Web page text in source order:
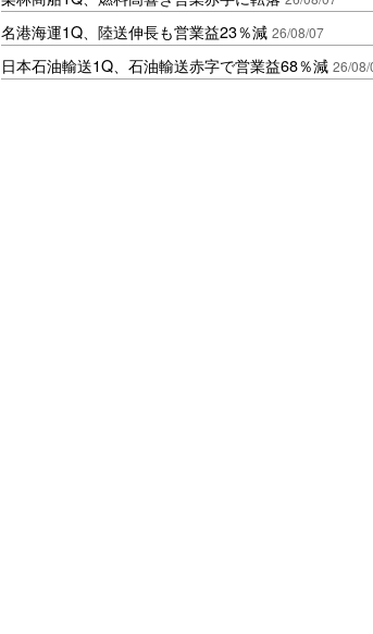
名港海運1Q、陸送伸長も営業益23％減 26/08/07
日本石油輸送1Q、石油輸送赤字で営業益68％減 26/